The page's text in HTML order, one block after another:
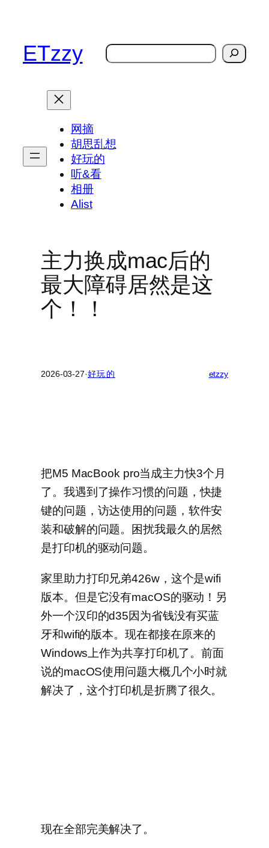
ETzzy
搜
网摘
胡思乱想
好玩的
听&看
相册
Alist
主力换成mac后的
最大障碍居然是这
个！！
2026-03-27·好玩的 etzzy
把M5 MacBook pro当成主力快3个月
了。我遇到了操作习惯的问题，快捷
键的问题，访达使用的问题，软件安
装和破解的问题。困扰我最久的居然
是打印机的驱动问题。
家里助力打印兄弟426w，这个是wifi
版本。但是它没有macOS的驱动！另
外一个汉印的d35因为省钱没有买蓝
牙和wifi的版本。现在都接在原来的
Windows上作为共享打印机了。前面
说的macOS使用问题大概几个小时就
解决了，这个打印机是折腾了很久。
现在全部完美解决了。